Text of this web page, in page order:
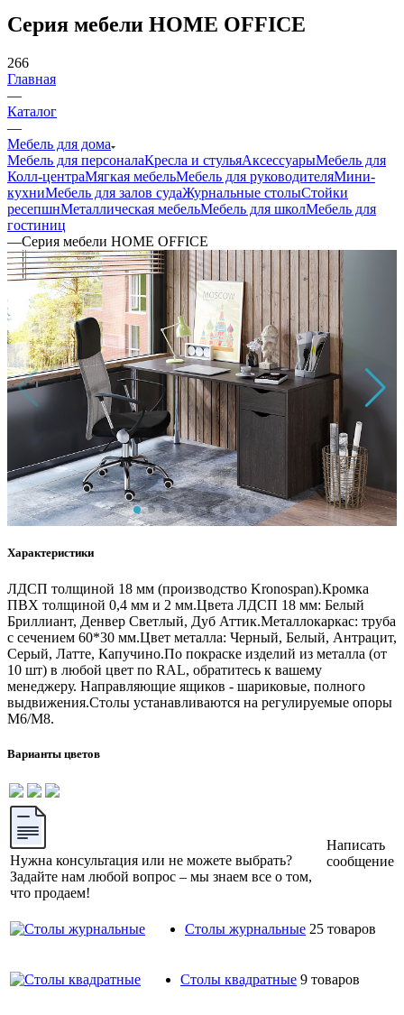
Серия мебели HOME OFFICE
266
Главная
—
Каталог
—
Мебель для дома
Мебель для персоналаКресла и стульяАксессуарыМебель для
Колл-центраМягкая мебельМебель для руководителяМини-
кухниМебель для залов судаЖурнальные столыСтойки
ресепшнМеталлическая мебельМебель для школМебель для
гостиниц
—Серия мебели HOME OFFICE
Характеристики
ЛДСП толщиной 18 мм (производство Kronospan).Кромка
ПВХ толщиной 0,4 мм и 2 мм.Цвета ЛДСП 18 мм: Белый
Бриллиант, Денвер Светлый, Дуб Аттик.Металлокаркас: труба
с сечением 60*30 мм.Цвет металла: Черный, Белый, Антрацит,
Серый, Латте, Капучино.По покраске изделий из металла (от
10 шт) в любой цвет по RAL, обратитесь к вашему
менеджеру. Направляющие ящиков - шариковые, полного
выдвижения.Столы устанавливаются на регулируемые опоры
М6/М8.
Варианты цветов
Нужна консультация или не можете выбрать?
Задайте нам любой вопрос – мы знаем все о том,
что продаем!
Написать
сообщение
Столы журнальные 25 товаров
Столы квадратные 9 товаров